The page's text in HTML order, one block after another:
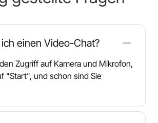
einen Video-Chat?
Zugriff auf Kamera und Mikrofon,
"Start", und schon sind Sie